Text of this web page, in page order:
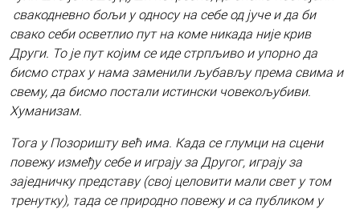
свакодневно бољи у односу на себе од јуче и да би
свако себи осветлио пут на коме никада није крив
Други. То је пут којим се иде стрпљиво и упорно да
бисмо страх у нама заменили љубављу према свима и
свему, да бисмо постали истински човекољубиви.
Хуманизам.
Тога у Позоришту већ има. Када се глумци на сцени
повежу између себе и играју за Другог, играју за
заједничку представу (свој целовити мали свет у том
тренутку), тада се природно повежу и са публиком у